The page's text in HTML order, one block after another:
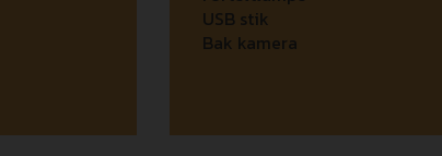
USB stik
Bak kamera